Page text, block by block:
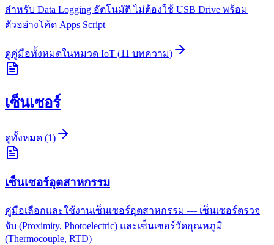
สำหรับ Data Logging อัตโนมัติ ไม่ต้องใช้ USB Drive พร้อม
ตัวอย่างโค้ด Apps Script
ดูคู่มือทั้งหมดในหมวด IoT (11 บทความ)
เซ็นเซอร์
ดูทั้งหมด (1)
เซ็นเซอร์อุตสาหกรรม
คู่มือเลือกและใช้งานเซ็นเซอร์อุตสาหกรรม — เซ็นเซอร์ตรวจ
จับ (Proximity, Photoelectric) และเซ็นเซอร์วัดอุณหภูมิ
(Thermocouple, RTD)